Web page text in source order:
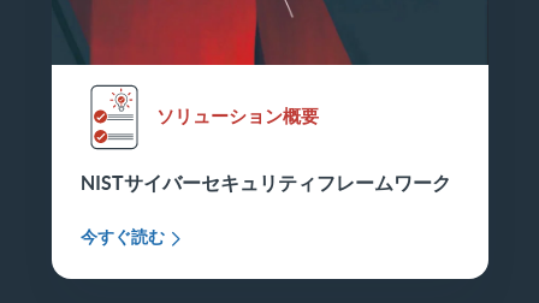
ソリューション概要
NISTサイバーセキュリティフレームワーク
今すぐ読む